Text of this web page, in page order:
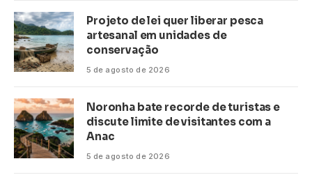
Projeto de lei quer liberar pesca
artesanal em unidades de
conservação
5 de agosto de 2026
Noronha bate recorde de turistas e
discute limite de visitantes com a
Anac
5 de agosto de 2026